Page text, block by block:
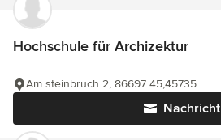
Hochschule für Archizektur
Nachricht
Am steinbruch 2, 86697 45,45735